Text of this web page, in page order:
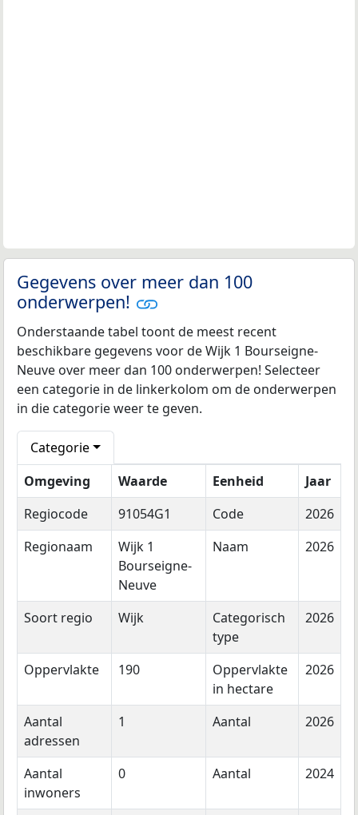
Gegevens over meer dan 100
onderwerpen!
Onderstaande tabel toont de meest recent
beschikbare gegevens voor de Wijk 1 Bourseigne-
Neuve over meer dan 100 onderwerpen! Selecteer
een categorie in de linkerkolom om de onderwerpen
in die categorie weer te geven.
Categorie
Omgeving
Waarde Eenheid
Jaar
Regiocode
91054G1 Code
2026
Regionaam
Wijk 1
Bourseigne-
Neuve
Naam 2026
Soort regio Wijk
Categorisch
type
2026
Oppervlakte 190
Oppervlakte
in hectare
2026
Aantal
adressen
1 Aantal 2026
Aantal
inwoners
0 Aantal 2024